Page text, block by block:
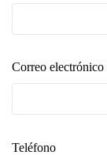
Correo electrónico
Teléfono